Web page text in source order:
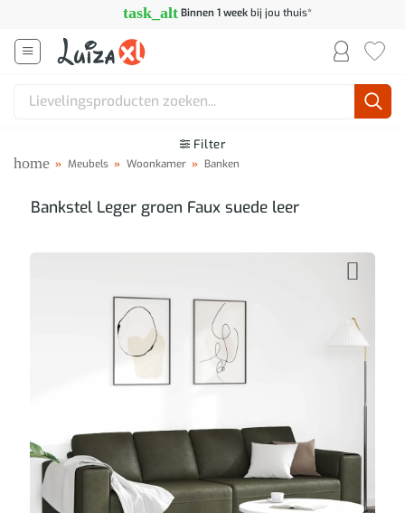
inhoud
task_alt Binnen 1 weekbij jou thuis*
Zoeken
Filter
home » Meubels » Woonkamer » Banken
Bankstel Leger groen Faux suede leer